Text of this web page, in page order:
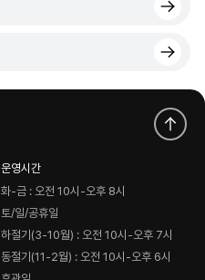
운영시간
화-금 : 오전 10시-오후 8시
토/일/공휴일
하절기(3-10월) : 오전 10시-오후 7시
동절기(11-2월) : 오전 10시-오후 6시